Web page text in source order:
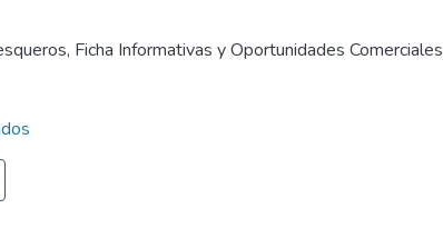
, Ficha Informativas y Oportunidades Comerciales